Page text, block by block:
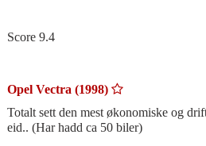
Score 9.4
Opel Vectra (1998)
Totalt sett den mest økonomiske og
eid.. (Har hadd ca 50 biler)